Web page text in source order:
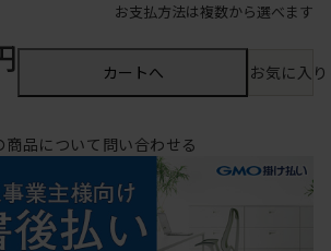
お支払方法は複数から選べます
カートへ お気に入
商品について問い合わせる